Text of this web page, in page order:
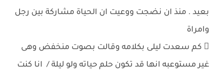
بعيد . منذ ان نضجت ووعيت ان الحياة مشاركة بين رجل
وامراة
 كم سعدت ليلى بكلامه وقالت بصوت منخفض وهى
غير مستوعبه انها قد تكون حلم حياته ولو ليلة / انا كنت